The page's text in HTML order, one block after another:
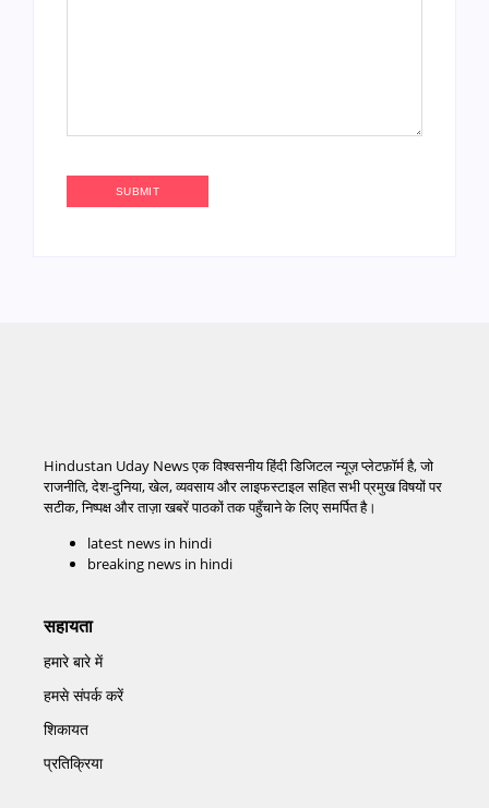
Hindustan Uday News एक विश्वसनीय हिंदी डिजिटल न्यूज़ प्लेटफ़ॉर्म है, जो
राजनीति, देश-दुनिया, खेल, व्यवसाय और लाइफस्टाइल सहित सभी प्रमुख विषयों पर
सटीक, निष्पक्ष और ताज़ा खबरें पाठकों तक पहुँचाने के लिए समर्पित है।
latest news in hindi
breaking news in hindi
सहायता
हमारे बारे में
हमसे संपर्क करें
शिकायत
प्रतिक्रिया